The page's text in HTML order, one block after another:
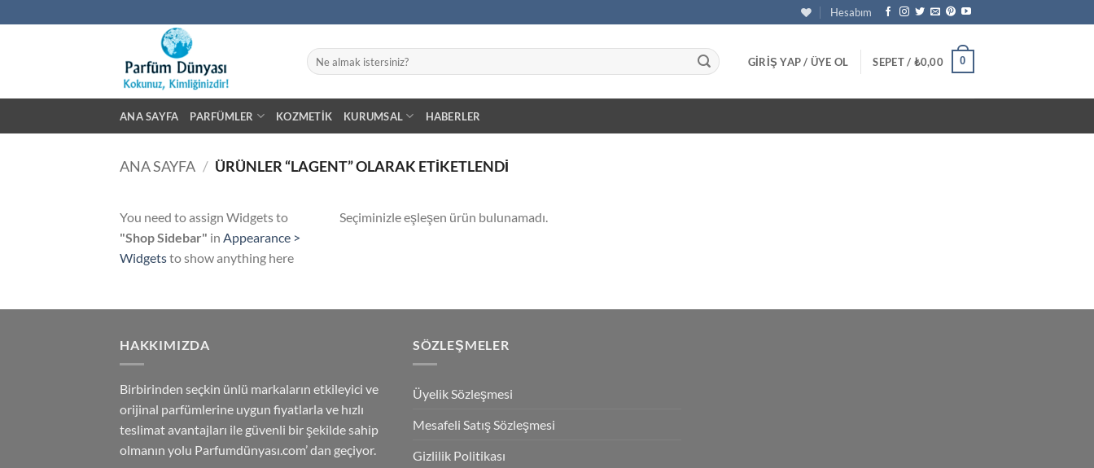
atla
Hesabım
Ara:
GIRIŞ YAP / ÜYE OL SEPET / ₺0,00 0
ANA SAYFA PARFÜMLER KOZMETIK KURUMSAL HABERLER
ANA SAYFA / ÜRÜNLER “LAGENT” OLARAK ETIKETLENDI
You need to assign Widgets to
"Shop Sidebar" in Appearance >
Widgetsto show anything here
Seçiminizle eşleşen ürün bulunamadı.
HAKKIMIZDA
Birbirinden seçkin ünlü markaların etkileyici ve
orijinal parfümlerine uygun fiyatlarla ve hızlı
teslimat avantajları ile güvenli bir şekilde sahip
olmanın yolu Parfumdünyası.com’ dan geçiyor.
SÖZLEŞMELER
Üyelik Sözleşmesi
Mesafeli Satış Sözleşmesi
Gizlilik Politikası